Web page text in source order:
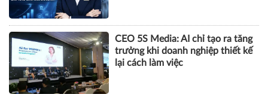
CEO 5S Media: AI chỉ tạo ra tăng
trưởng khi doanh nghiệp thiết kế
lại cách làm việc